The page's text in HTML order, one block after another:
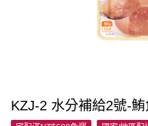
KZJ-2 水分補給2號-